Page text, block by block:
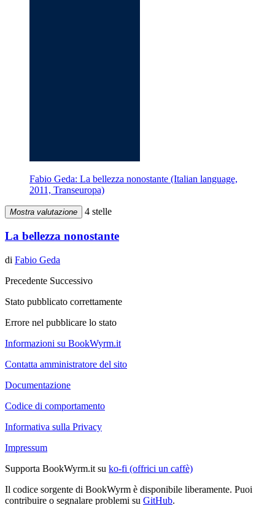
Fabio Geda: La bellezza nonostante (Italian language,
2011, Transeuropa)
Mostra valutazione 4 stelle
La bellezza nonostante
di Fabio Geda
Precedente Successivo
Stato pubblicato correttamente
Errore nel pubblicare lo stato
Informazioni su BookWyrm.it
Contatta amministratore del sito
Documentazione
Codice di comportamento
Informativa sulla Privacy
Impressum
Supporta BookWyrm.it su ko-fi (offrici un caffè)
Il codice sorgente di BookWyrm è disponibile liberamente. Puoi
contribuire o segnalare problemi su GitHub.